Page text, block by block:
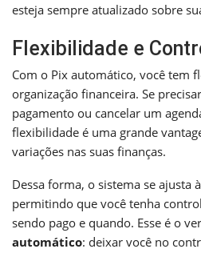
esteja sempre atualizado sobre
Flexibilidade e
Com o Pix automático, você tem
organização financeira. Se
pagamento ou cancelar um
flexibilidade é uma grande
variações nas suas finanças.
Dessa forma, o sistema se ajusta
permitindo que você tenha
sendo pago e quando. Esse é o
automático: deixar você no